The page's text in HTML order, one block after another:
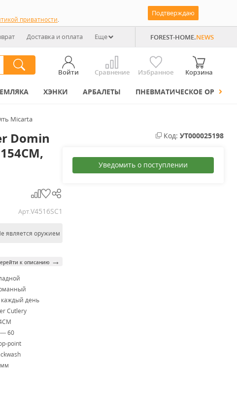
приватности.
Подтверждаю
Доставка и оплата Еще FOREST-HOME.NEWS
Войти Сравнение Избранное Корзина
ХЭНКИ АРБАЛЕТЫ ПНЕВМАТИЧЕСКОЕ ОРУЖИЕ
Micarta
Domin
Арт.V4516SC1
является оружием
к описанию →
день
Cutlery
60
point
Код: УТ000025198
Уведомить о поступлении